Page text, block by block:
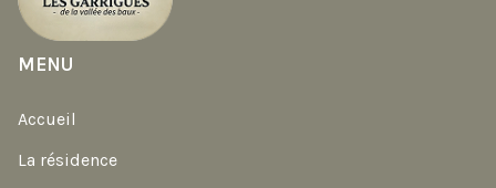
MENU
Accueil
La résidence